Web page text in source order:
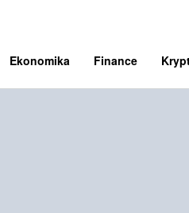
Ekonomika Finance